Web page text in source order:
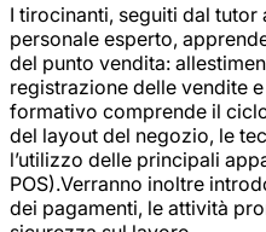
I tirocinanti, seguiti dal tutor
personale esperto,
del punto vendita:
registrazione delle vendite
formativo comprende il
del layout del negozio, le
l’utilizzo delle principali
POS).Verranno inoltre
dei pagamenti, le attività